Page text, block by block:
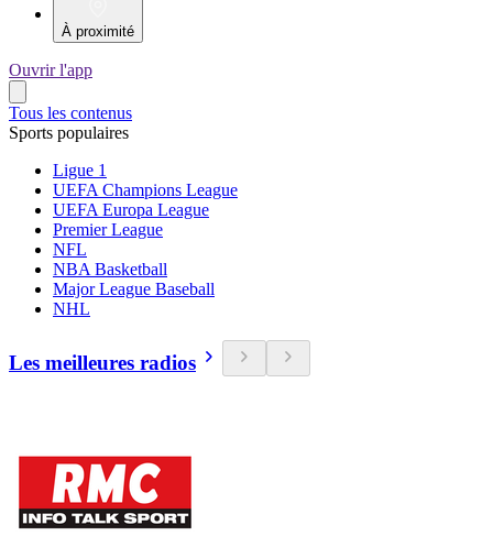
À proximité
Ouvrir l'app
Tous les contenus
Sports populaires
Ligue 1
UEFA Champions League
UEFA Europa League
Premier League
NFL
NBA Basketball
Major League Baseball
NHL
Les meilleures radios